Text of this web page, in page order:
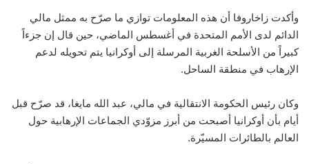
وأكدت زاخاروفا أن هذه المعلومات توازي ما صرّح به ممثل مالي
الدائم لدى الأمم المتحدة في أغسطس الماضي، حين قال إن جزءاً
كبيراً من الأسلحة الغربية المرسلة إلى أوكرانيا يتم تحويله لدعم
الإرهاب في منطقة الساحل.
وكان رئيس الحكومة الانتقالية في مالي، عبد الله مايغا، قد صرّح قبل
أيام بأن أوكرانيا أصبحت من أبرز مزوّدي الجماعات الإرهابية حول
العالم بالطائرات المسيّرة.